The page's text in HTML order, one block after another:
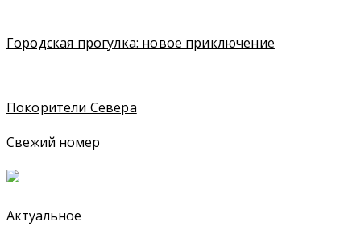
Городская прогулка: новое приключение
Покорители Севера
Свежий номер
Актуальное